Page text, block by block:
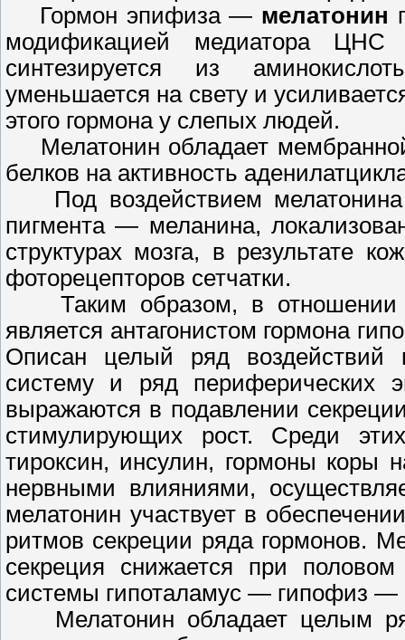
Гормон эпифиза — мелатонин
модификацией медиатора ЦНС
синтезируется из
уменьшается на свету и
этого гормона у слепых людей.
Мелатонин обладает
белков на активность
Под воздействием мелатонина
пигмента — меланина,
структурах мозга, в результате
фоторецепторов сетчатки.
Таким образом, в отношении
является антагонистом гормона
Описан целый ряд воздействий
систему и ряд периферических
выражаются в подавлении
стимулирующих рост. Среди
тироксин, инсулин, гормоны коры
нервными влияниями,
мелатонин участвует в
ритмов секреции ряда гормонов.
секреция снижается при
системы гипоталамус — гипофиз —
Мелатонин обладает целым